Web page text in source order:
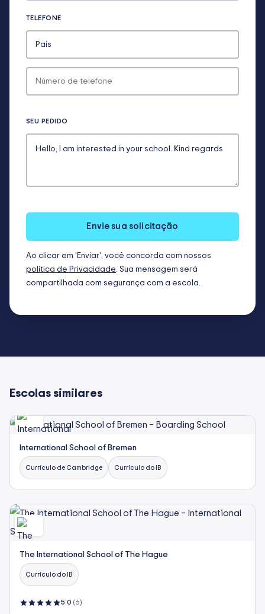
TELEFONE
SEU PEDIDO
Envie sua solicitação
Ao clicar em 'Enviar', você concorda com nossos
política de Privacidade. Sua mensagem será
compartilhada com segurança com a escola.
Escolas similares
International School of Bremen
Currículo de Cambridge Currículo do IB
The International School of The Hague
Currículo do IB
5.0 (6)